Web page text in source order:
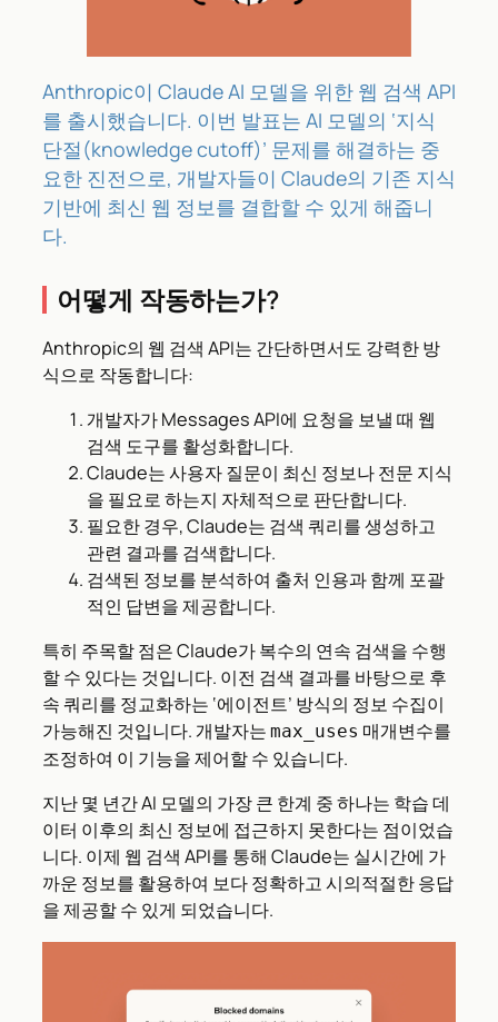
Anthropic이 Claude AI 모델을 위한 웹 검색 API
를 출시했습니다. 이번 발표는 AI 모델의 ‘지식
단절(knowledge cutoff)’ 문제를 해결하는 중
요한 진전으로, 개발자들이 Claude의 기존 지식
기반에 최신 웹 정보를 결합할 수 있게 해줍니
다.
어떻게 작동하는가?
Anthropic의 웹 검색 API는 간단하면서도 강력한 방
식으로 작동합니다:
개발자가 Messages API에 요청을 보낼 때 웹
검색 도구를 활성화합니다.
Claude는 사용자 질문이 최신 정보나 전문 지식
을 필요로 하는지 자체적으로 판단합니다.
필요한 경우, Claude는 검색 쿼리를 생성하고
관련 결과를 검색합니다.
검색된 정보를 분석하여 출처 인용과 함께 포괄
적인 답변을 제공합니다.
특히 주목할 점은 Claude가 복수의 연속 검색을 수행
할 수 있다는 것입니다. 이전 검색 결과를 바탕으로 후
속 쿼리를 정교화하는 ‘에이전트’ 방식의 정보 수집이
가능해진 것입니다. 개발자는 max_uses 매개변수를
조정하여 이 기능을 제어할 수 있습니다.
지난 몇 년간 AI 모델의 가장 큰 한계 중 하나는 학습 데
이터 이후의 최신 정보에 접근하지 못한다는 점이었습
니다. 이제 웹 검색 API를 통해 Claude는 실시간에 가
까운 정보를 활용하여 보다 정확하고 시의적절한 응답
을 제공할 수 있게 되었습니다.